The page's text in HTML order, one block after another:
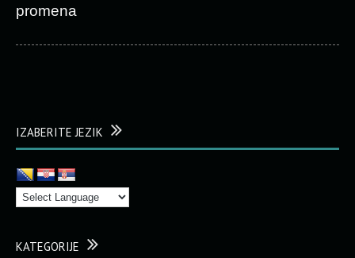
promena
IZABERITE JEZIK
KATEGORIJE